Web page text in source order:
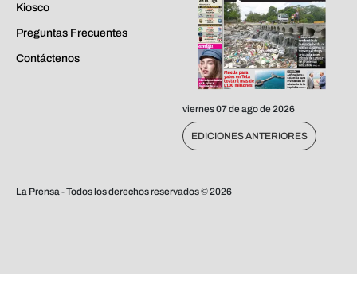
Kiosco
Preguntas Frecuentes
Contáctenos
viernes 07 de ago de 2026
EDICIONES ANTERIORES
La Prensa - Todos los derechos reservados ©2026